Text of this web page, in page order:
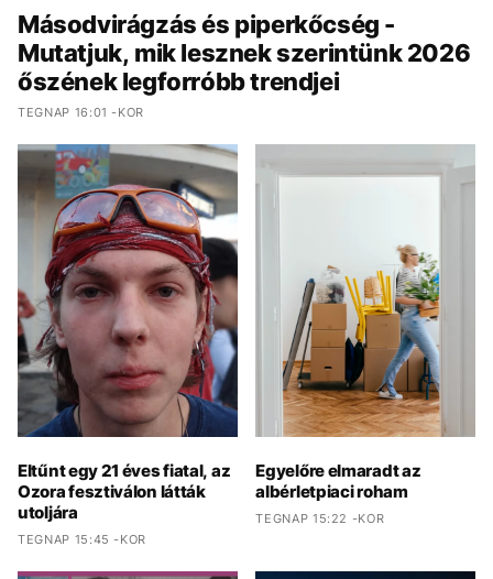
Másodvirágzás és piperkőcség -
Mutatjuk, mik lesznek szerintünk 2026
őszének legforróbb trendjei
TEGNAP 16:01 -KOR
Eltűnt egy 21 éves fiatal, az
Ozora fesztiválon látták
utoljára
TEGNAP 15:45 -KOR
Egyelőre elmaradt az
albérletpiaci roham
TEGNAP 15:22 -KOR